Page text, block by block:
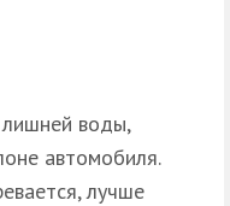
лишней воды,
автомобиля.
лучше